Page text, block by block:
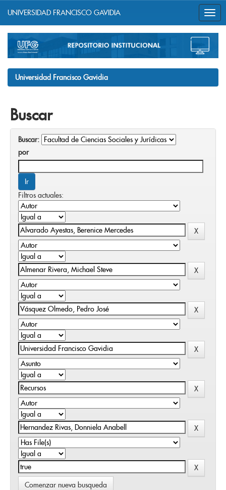
navigation
UNIVERSIDAD FRANCISCO GAVIDIA
Universidad Francisco Gavidia
Buscar
Buscar:
por
Filtros actuales:
Comenzar nueva busqueda